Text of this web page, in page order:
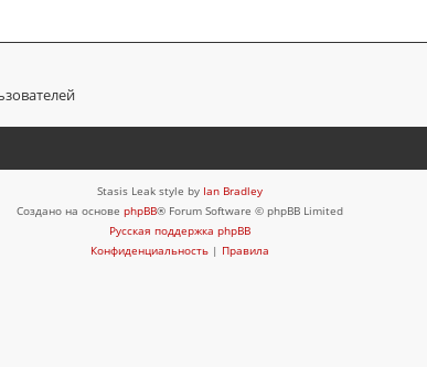
Stasis Leak style by Ian Bradley
Создано на основе phpBB® Forum Software © phpBB Limited
Русская поддержка phpBB
Конфиденциальность | Правила